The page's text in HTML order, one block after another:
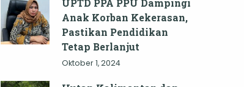
UPTD PPA PPU Dampingi
Anak Korban Kekerasan,
Pastikan Pendidikan
Tetap Berlanjut
Oktober 1, 2024